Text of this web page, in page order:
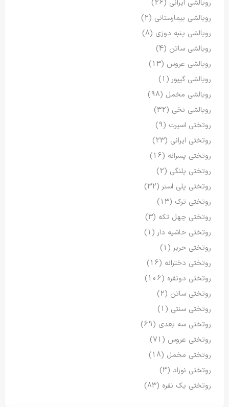
روبالشی ایرانی (26)
روبالشی بیمارستانی (2)
روبالشی پنبه دوزی (8)
روبالشی ساتن (4)
روبالشی عروس (13)
روبالشی گیپور (1)
روبالشی مخمل (98)
روبالشی نخی (32)
روتختی اسپرت (9)
روتختی ایرانی (23)
روتختی پسرانه (16)
روتختی پلنگی (2)
روتختی پلی استر (32)
روتختی ترک (13)
روتختی چهل تکه (3)
روتختی حاشیه دار (1)
روتختی حریر (1)
روتختی دخترانه (16)
روتختی دونفره (106)
روتختی ساتن (2)
روتختی سنتی (1)
روتختی سه بعدی (69)
روتختی عروس (71)
روتختی مخمل (18)
روتختی نوزاد (3)
روتختی یک نفره (83)